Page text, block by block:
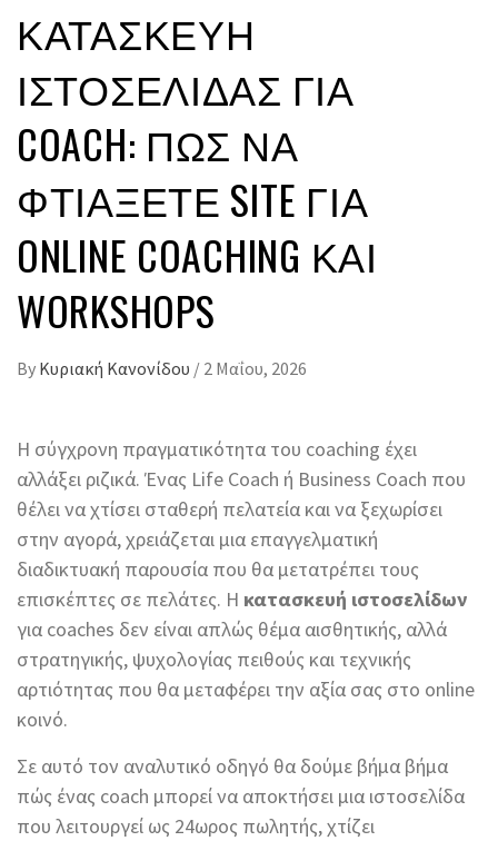
ΚΑΤΑΣΚΕΥΉ
ΙΣΤΟΣΕΛΊΔΑΣ ΓΙΑ
COACH: ΠΏΣ ΝΑ
ΦΤΙΆΞΕΤΕ SITE ΓΙΑ
ONLINE COACHING ΚΑΙ
WORKSHOPS
By Κυριακή Κανονίδου / 2 Μαΐου, 2026
Η σύγχρονη πραγματικότητα του coaching έχει
αλλάξει ριζικά. Ένας Life Coach ή Business Coach που
θέλει να χτίσει σταθερή πελατεία και να ξεχωρίσει
στην αγορά, χρειάζεται μια επαγγελματική
διαδικτυακή παρουσία που θα μετατρέπει τους
επισκέπτες σε πελάτες. Η κατασκευή ιστοσελίδων
για coaches δεν είναι απλώς θέμα αισθητικής, αλλά
στρατηγικής, ψυχολογίας πειθούς και τεχνικής
αρτιότητας που θα μεταφέρει την αξία σας στο online
κοινό.
Σε αυτό τον αναλυτικό οδηγό θα δούμε βήμα βήμα
πώς ένας coach μπορεί να αποκτήσει μια ιστοσελίδα
που λειτουργεί ως 24ωρος πωλητής, χτίζει